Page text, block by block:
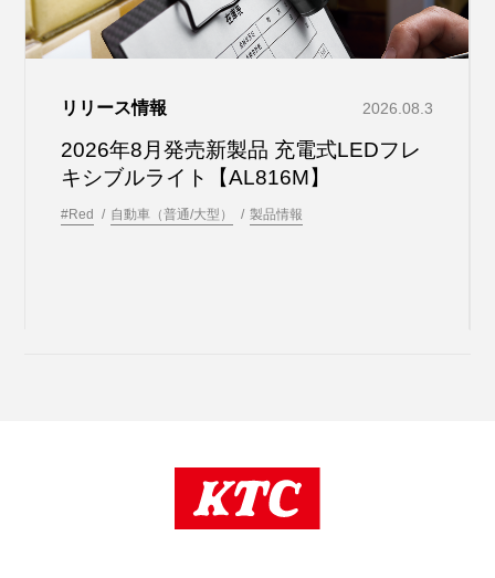
リリース情報 2026.08.3
2026年8月発売新製品 充電式LEDフレ
キシブルライト【AL816M】
#Red 自動車（普通/大型） 製品情報